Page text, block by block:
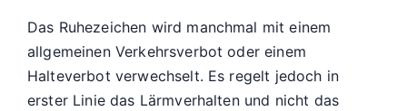
Das Ruhezeichen wird manchmal mit einem
allgemeinen Verkehrsverbot oder einem
Halteverbot verwechselt. Es regelt jedoch in
erster Linie das Lärmverhalten und nicht das